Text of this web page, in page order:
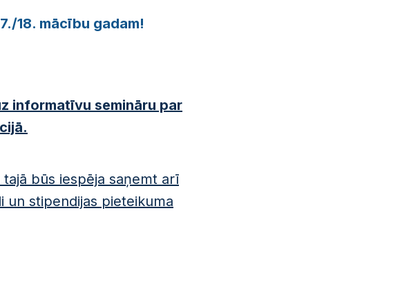
18. mācību gadam!
informatīvu semināru par
tajā būs iespēja saņemt arī
un stipendijas pieteikuma